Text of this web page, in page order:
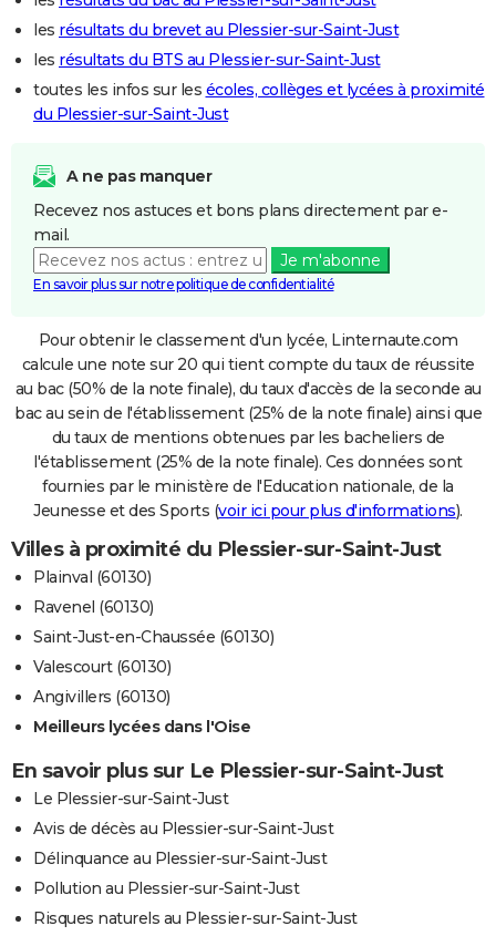
les résultats du brevet au Plessier-sur-Saint-Just
les résultats du BTS au Plessier-sur-Saint-Just
toutes les infos sur les écoles, collèges et lycées à proximité
du Plessier-sur-Saint-Just
A ne pas manquer
Recevez nos astuces et bons plans directement par e-
mail.
Je m'abonne
En savoir plus sur notre politique de confidentialité
Pour obtenir le classement d'un lycée, Linternaute.com
calcule une note sur 20 qui tient compte du taux de réussite
au bac (50% de la note finale), du taux d'accès de la seconde au
bac au sein de l'établissement (25% de la note finale) ainsi que
du taux de mentions obtenues par les bacheliers de
l'établissement (25% de la note finale). Ces données sont
fournies par le ministère de l'Education nationale, de la
Jeunesse et des Sports (voir ici pour plus d'informations).
Villes à proximité du Plessier-sur-Saint-Just
Plainval (60130)
Ravenel (60130)
Saint-Just-en-Chaussée (60130)
Valescourt (60130)
Angivillers (60130)
Meilleurs lycées dans l'Oise
En savoir plus sur Le Plessier-sur-Saint-Just
Le Plessier-sur-Saint-Just
Avis de décès au Plessier-sur-Saint-Just
Délinquance au Plessier-sur-Saint-Just
Pollution au Plessier-sur-Saint-Just
Risques naturels au Plessier-sur-Saint-Just